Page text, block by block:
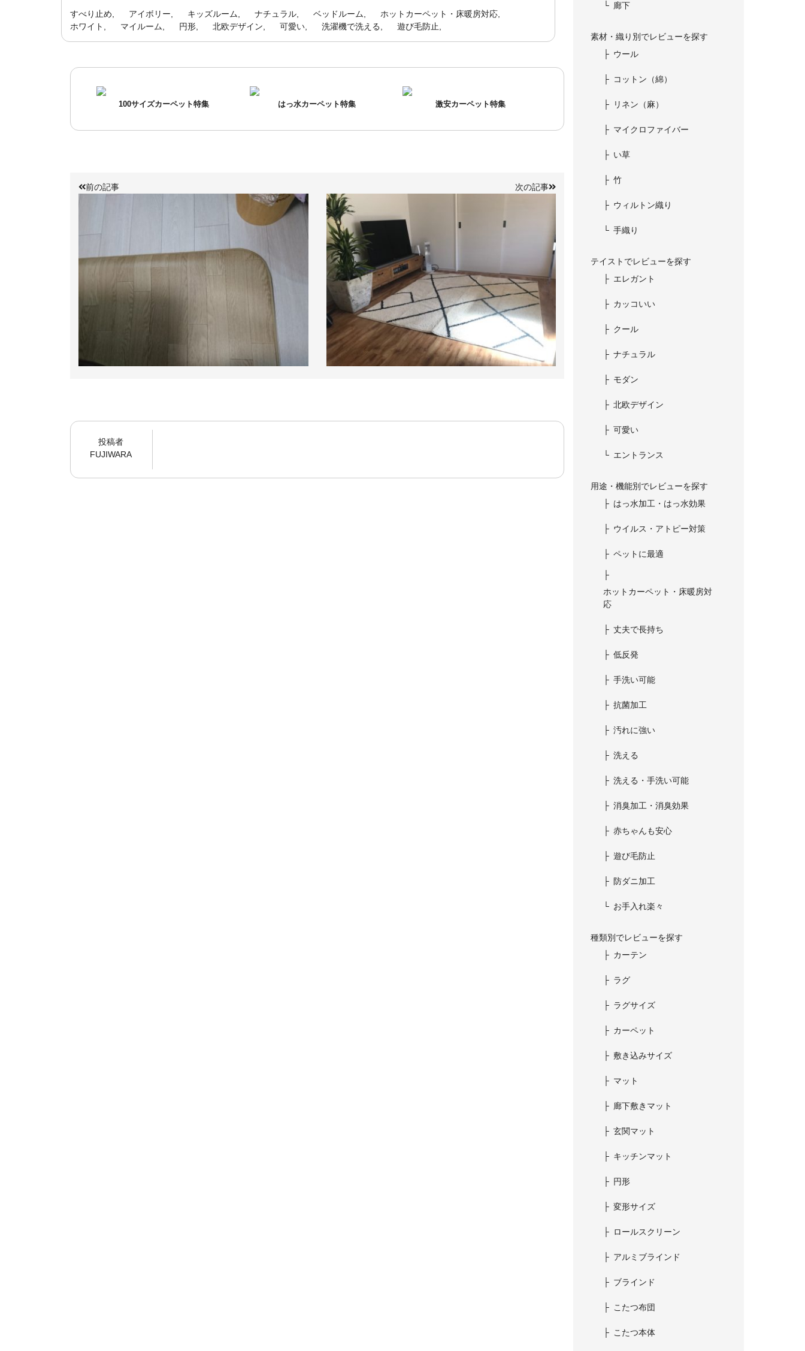
すべり止め アイボリー キッズルーム ナチュラル ベッドルーム
ホットカーペット・床暖房対応
ホワイト
マイルーム 円形 北欧デザイン 可愛い 洗濯機で洗える 遊び毛防止
100サイズカーペット特集 はっ水カーペット特集 激安カーペット特集
前の記事 次の記事
投稿者
FUJIWARA
廊下
素材・織り別でレビューを探す
ウール
コットン（綿）
リネン（麻）
マイクロファイバー
い草
竹
ウィルトン織り
手織り
テイストでレビューを探す
エレガント
カッコいい
クール
ナチュラル
モダン
北欧デザイン
可愛い
エントランス
用途・機能別でレビューを探す
はっ水加工・はっ水効果
ウイルス・アトピー対策
ペットに最適
ホットカーペット・床暖房対
応
丈夫で長持ち
低反発
手洗い可能
抗菌加工
汚れに強い
洗える
洗える・手洗い可能
消臭加工・消臭効果
赤ちゃんも安心
遊び毛防止
防ダニ加工
お手入れ楽々
種類別でレビューを探す
カーテン
ラグ
ラグサイズ
カーペット
敷き込みサイズ
マット
廊下敷きマット
玄関マット
キッチンマット
円形
変形サイズ
ロールスクリーン
アルミブラインド
ブラインド
こたつ布団
こたつ本体